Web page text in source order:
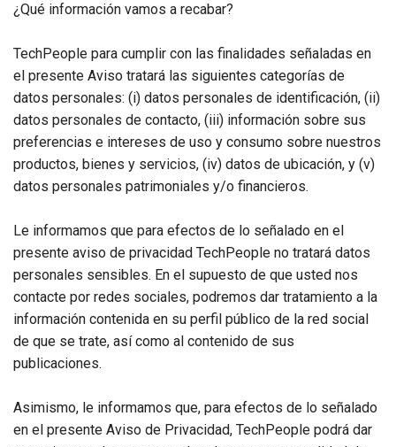
¿Qué información vamos a recabar?
TechPeople para cumplir con las finalidades señaladas en
el presente Aviso tratará las siguientes categorías de
datos personales: (i) datos personales de identificación, (ii)
datos personales de contacto, (iii) información sobre sus
preferencias e intereses de uso y consumo sobre nuestros
productos, bienes y servicios, (iv) datos de ubicación, y (v)
datos personales patrimoniales y/o financieros.
Le informamos que para efectos de lo señalado en el
presente aviso de privacidad TechPeople no tratará datos
personales sensibles. En el supuesto de que usted nos
contacte por redes sociales, podremos dar tratamiento a la
información contenida en su perfil público de la red social
de que se trate, así como al contenido de sus
publicaciones.
Asimismo, le informamos que, para efectos de lo señalado
en el presente Aviso de Privacidad, TechPeople podrá dar